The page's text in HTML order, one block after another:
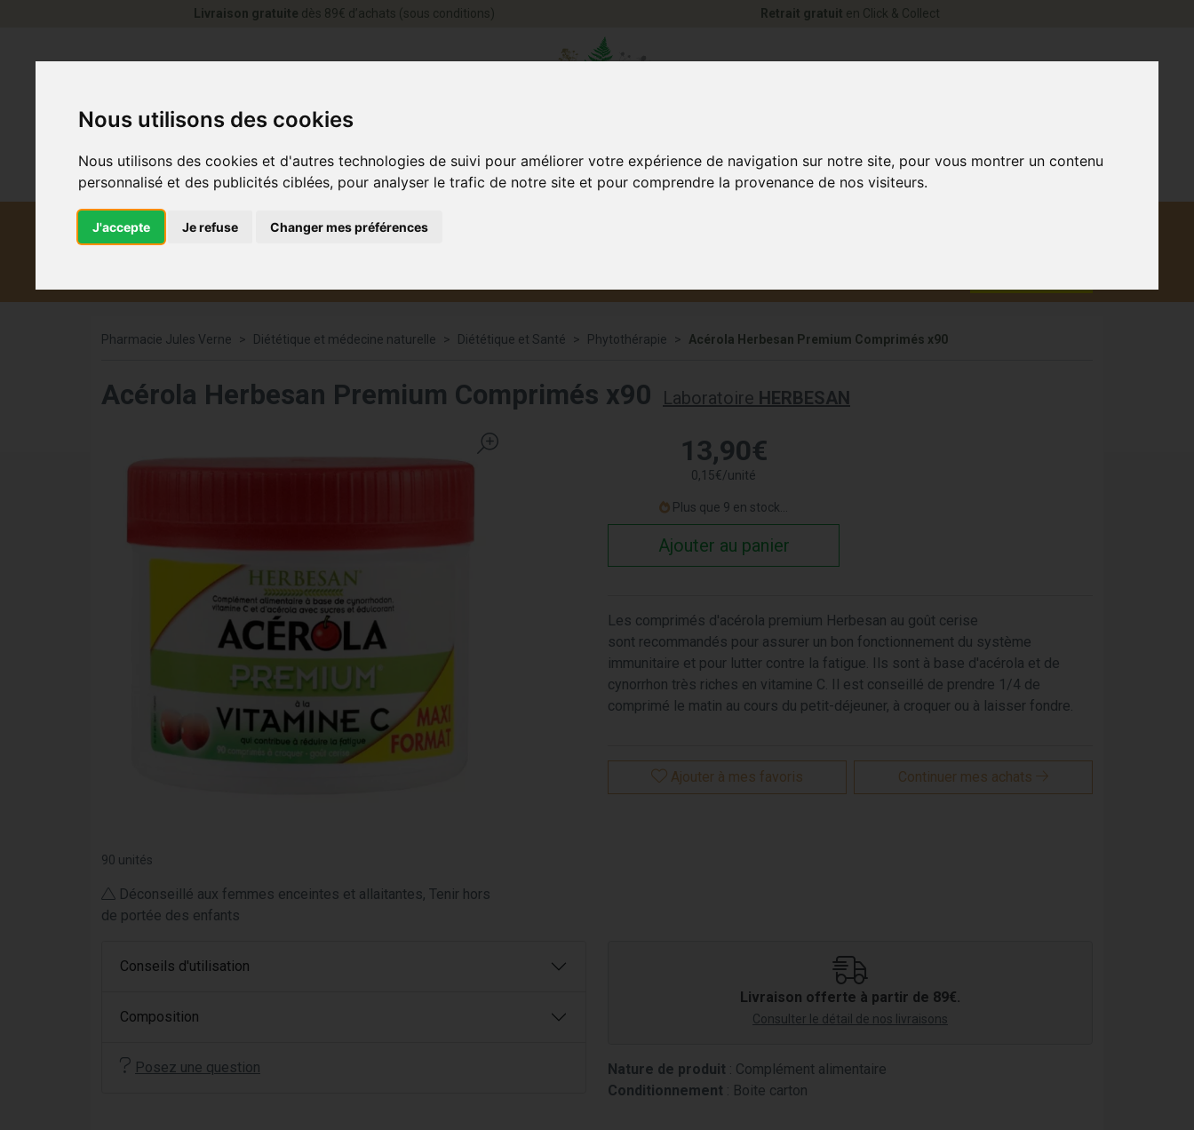
Nous utilisons des cookies
Nous utilisons des cookies et d'autres technologies de suivi pour améliorer votre expérience de navigation sur notre site, pour vous montrer un contenu
personnalisé et des publicités ciblées, pour analyser le trafic de notre site et pour comprendre la provenance de nos visiteurs.
J'accepte Je refuse Changer mes préférences
Livraison gratuite dès 89€ d’achats (sous conditions) Retrait gratuit en Click & Collect
Pharmacie Jules Verne Diététique et médecine naturelle Diététique et Santé Phytothérapie Acérola Herbesan Premium Comprimés x90
Acérola Herbesan Premium Comprimés x90 Laboratoire HERBESAN
90 unités
Déconseillé aux femmes enceintes et allaitantes, Tenir hors
de portée des enfants
13,90€
0,15€/unité
Plus que 9 en stock...
Ajouter au panier
Les comprimés d'acérola premium Herbesan au goût cerise
sont recommandés pour assurer un bon fonctionnement du système
immunitaire et pour lutter contre la fatigue. Ils sont à base d'acérola et de
cynorrhon très riches en vitamine C. Il est conseillé de prendre 1/4 de
comprimé le matin au cours du petit-déjeuner, à croquer ou à laisser fondre.
Ajouter à mes favoris Continuer mes achats
Conseils d'utilisation
Composition
Posez une question
Livraison offerte à partir de 89€.
Consulter le détail de nos livraisons
Nature de produit : Complément alimentaire
Conditionnement : Boite carton